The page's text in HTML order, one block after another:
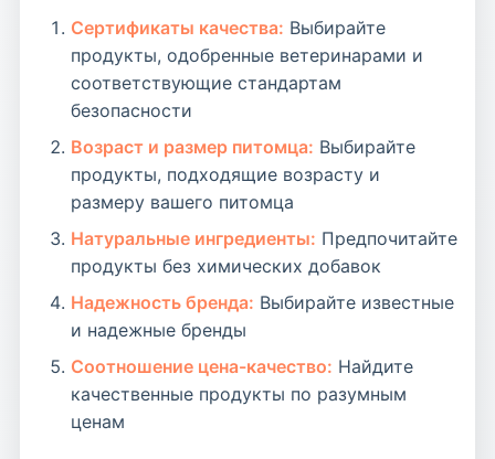
Сертификаты качества: Выбирайте
продукты, одобренные ветеринарами и
соответствующие стандартам
безопасности
Возраст и размер питомца: Выбирайте
продукты, подходящие возрасту и
размеру вашего питомца
Натуральные ингредиенты: Предпочитайте
продукты без химических добавок
Надежность бренда: Выбирайте известные
и надежные бренды
Соотношение цена-качество: Найдите
качественные продукты по разумным
ценам